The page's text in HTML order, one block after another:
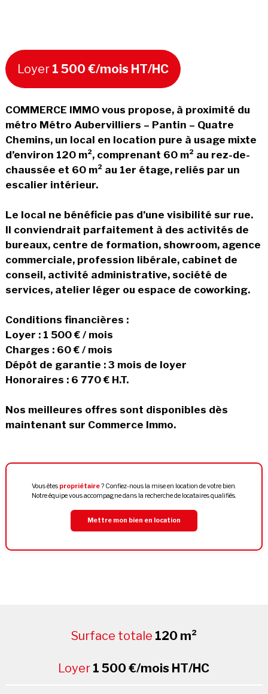
Loyer 1 500 €/mois HT/HC
COMMERCE IMMO vous propose, à proximité du
métro Métro Aubervilliers – Pantin – Quatre
Chemins, un local en location pure à usage mixte
d’environ 120 m², comprenant 60 m² au rez-de-
chaussée et 60 m² au 1er étage, reliés par un
escalier intérieur.
Le local ne bénéficie pas d’une visibilité sur rue.
Il conviendrait parfaitement à des activités de
bureaux, centre de formation, showroom, agence
commerciale, profession libérale, cabinet de
conseil, activité administrative, société de
services, atelier léger ou espace de coworking.
Conditions financières :
Loyer : 1 500 € / mois
Charges : 60 € / mois
Dépôt de garantie : 3 mois de loyer
Honoraires : 6 770 € H.T.
Nos meilleures offres sont disponibles dès
maintenant sur Commerce Immo.
Vous êtes propriétaire? Confiez-nous la mise en location de votre bien.
Notre équipe vous accompagne dans la recherche de locataires qualifiés.
Mettre mon bien en location
Surface totale 120 m²
Loyer 1 500 €/mois HT/HC